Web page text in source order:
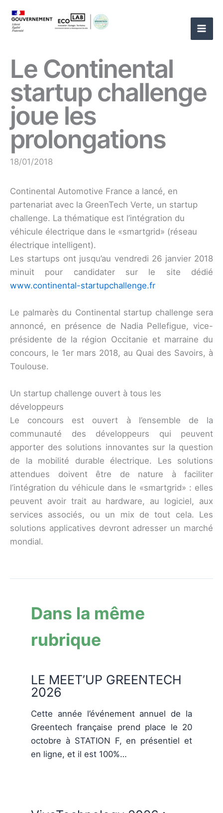
contenu
Le Continental
startup challenge
joue les
prolongations
18/01/2018
Continental Automotive France a lancé, en
partenariat avec la GreenTech Verte, un startup
challenge. La thématique est l’intégration du
véhicule électrique dans le «smartgrid» (réseau
électrique intelligent).
Les startups ont jusqu’au vendredi 26 janvier 2018
minuit pour candidater sur le site dédié
www.continental-startupchallenge.fr
Le palmarès du Continental startup challenge sera
annoncé, en présence de Nadia Pellefigue, vice-
présidente de la région Occitanie et marraine du
concours, le 1er mars 2018, au Quai des Savoirs, à
Toulouse.
Un startup challenge ouvert à tous les
développeurs
Le concours est ouvert à l’ensemble de la
communauté des développeurs qui peuvent
apporter des solutions innovantes sur la question
de la mobilité durable électrique. Les solutions
attendues doivent être de nature à faciliter
l’intégration du véhicule dans le «smartgrid» : elles
peuvent avoir trait au hardware, au logiciel, aux
services associés, ou un mix de tout cela. Les
solutions applicatives devront adresser un marché
mondial.
Dans la même
rubrique
LE MEET’UP GREENTECH
2026
Cette année l’événement annuel de la
Greentech française prend place le 20
octobre à STATION F, en présentiel et
en ligne, et il est 100%…